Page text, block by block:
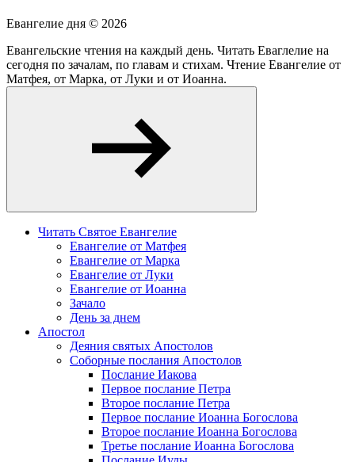
Евангелие дня © 2026
Евангельские чтения на каждый день. Читать Еваглелие на
сегодня по зачалам, по главам и стихам. Чтение Евангелие от
Матфея, от Марка, от Луки и от Иоанна.
Читать Святое Евангелие
Евангелие от Матфея
Евангелие от Марка
Евангелие от Луки
Евангелие от Иоанна
Зачало
День за днем
Апостол
Деяния святых Апостолов
Соборные послания Апостолов
Послание Иакова
Первое послание Петра
Второе послание Петра
Первое послание Иоанна Богослова
Второе послание Иоанна Богослова
Третье послание Иоанна Богослова